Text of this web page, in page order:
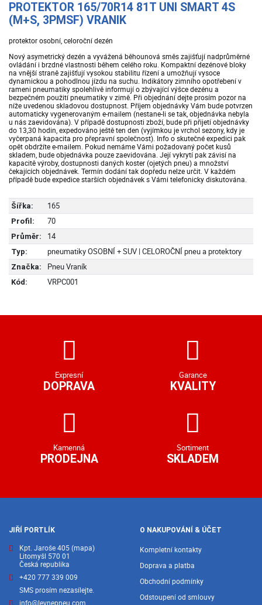
PROTEKTOR 165/70R14 81T UNI SMART 4S
(M+S, 3PMSF) VRANIK
protektor osobní, celoroční dezén
Nový asymetrický dezén a vyvážená běhounová směs zajišťují nadprůměrné
ovládání i brzdné vlastnosti během celého roku. Kompaktní dezénové bloky
na vnější straně zajišťují vysokou stabilitu řízení a umožňují vysoce
dynamickou a pohodlnou jízdu na suchu. Indikátory zimního opotřebení v
rameni pneumatiky spolehlivě informují o zbývající výšce dezénu a
bezpečném použití pneumatiky v zimě. Při objednání dejte prosím pozor na
níže uvedenou skladovou dostupnost. Příjem objednávky Vám bude potvrzen
automaticky vygenerovaným e-mailem (nestane-li se tak, objednávka nebyla
u nás zaevidována). V případě dostupnosti zboží, bude při přijetí objednávky
do 13,30 hodin, expedováno ještě ten den (vyjímkou je vrchol sezony, kdy je
vyčerpaná kapacita pro přepravní společnost). Info o skutečné expedici pak
opět obdržíte e-mailem. Pokud nemáme Vámi požadovaný počet kusů
skladem, bude objednávka pouze zaevidována. Její vykrytí pak závisí na
kapacitě výroby, dostupnosti daných koster (ojetých pneu) a množství
čekajících objednávek. Termín dodání tak dopředu nelze určit. V každém
případě bude expedice starších objednávek s Vámi telefonicky diskutována.
Šířka: 165
Profil: 70
Průměr: 14
Typ: pneumatiky OSOBNÍ + SUV | CELOROČNÍ pneu a protektory
Značka: Pneu Vraník
Kód: VRPC001
Expresní
DOPRAVA
Garance
KVALITY
Kamenná
PRODEJNA
Sortiment
SKLADEM
JIŘÍ PORTLÍK
Kpt. Jaroše 405(mapa)
Litomyšl 570 01
Česká republika
+420 777 339 009
SMS prosím nezasílejte.
info@levnepneu.com
O NAKUPOVÁNÍ & ÚČET
Kompletní kontakty
Doprava a platba
Obchodní podmínky
Odstoupení od smlouvy